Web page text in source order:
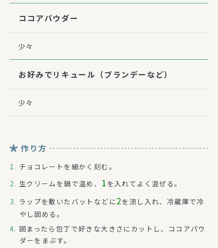
ココアパウダー
少々
お好みでリキュール（ブランデーなど）
少々
作り方
チョコレートを細かく刻む。
生クリームを鍋で温め、 1 を入れてよく混ぜる。
ラップを敷いたバットなどに2を流し入れ、冷蔵庫で冷
やし固める。
固まったら包丁で好きな大きさにカットし、ココアパウ
ダーをまぶす。